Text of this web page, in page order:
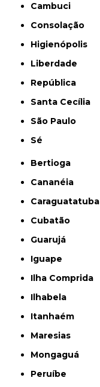
Cambuci
Consolação
Higienópolis
Liberdade
República
Santa Cecília
São Paulo
Sé
Bertioga
Cananéia
Caraguatatuba
Cubatão
Guarujá
Iguape
Ilha Comprida
Ilhabela
Itanhaém
Maresias
Mongaguá
Peruíbe